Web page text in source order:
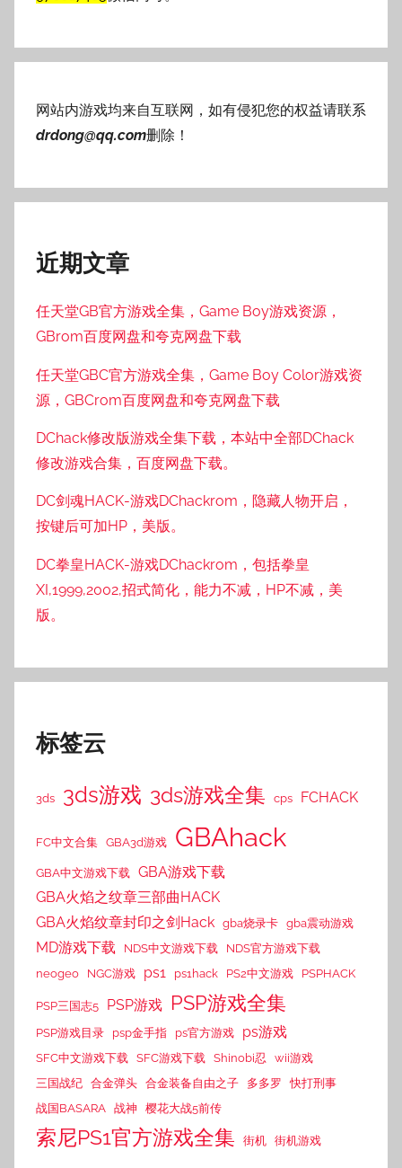
网站内游戏均来自互联网，如有侵犯您的权益请联系
drdong@qq.com删除！
近期文章
任天堂GB官方游戏全集，Game Boy游戏资源，
GBrom百度网盘和夸克网盘下载
任天堂GBC官方游戏全集，Game Boy Color游戏资
源，GBCrom百度网盘和夸克网盘下载
DChack修改版游戏全集下载，本站中全部DChack
修改游戏合集，百度网盘下载。
DC剑魂HACK-游戏DChackrom，隐藏人物开启，
按键后可加HP，美版。
DC拳皇HACK-游戏DChackrom，包括拳皇
XI,1999,2002,招式简化，能力不减，HP不减，美
版。
标签云
3ds 3ds游戏 3ds游戏全集 cps FCHACK
FC中文合集 GBA3d游戏 GBAhack
GBA中文游戏下载
GBA游戏下载
GBA火焰之纹章三部曲HACK
GBA火焰纹章封印之剑Hack gba烧录卡 gba震动游戏
MD游戏下载 NDS中文游戏下载
NDS官方游戏下载
neogeo
NGC游戏 ps1 ps1hack PS2中文游戏 PSPHACK
PSP三国志5 PSP游戏 PSP游戏全集
PSP游戏目录 psp金手指 ps官方游戏 ps游戏
SFC中文游戏下载 SFC游戏下载 Shinobi忍
wii游戏
三国战纪 合金弹头 合金装备自由之子 多多罗
快打刑事
战国BASARA 战神 樱花大战5前传
索尼PS1官方游戏全集 街机 街机游戏